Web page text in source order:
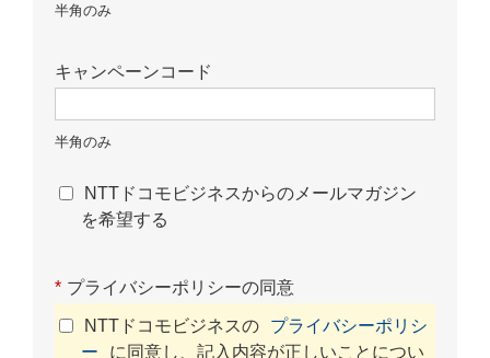
半角のみ
キャンペーンコード
半角のみ
NTTドコモビジネスからのメールマガジン
を希望する
* プライバシーポリシーの同意
NTTドコモビジネスの
プライバシーポリシ
ー
に同意し、記入内容が正しいことについ